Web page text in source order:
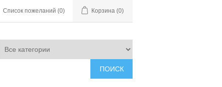
Список пожеланий (0) Корзина (0)
ПОИСК